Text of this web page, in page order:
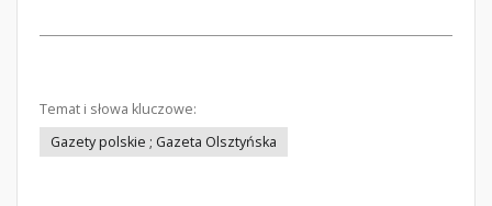
Temat i słowa kluczowe:
Gazety polskie ; Gazeta Olsztyńska